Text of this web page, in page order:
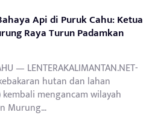
Api di Puruk Cahu: Ketua
Raya Turun Padamkan
— LENTERAKALIMANTAN.NET-
hutan dan lahan
mengancam wilayah
Murung…